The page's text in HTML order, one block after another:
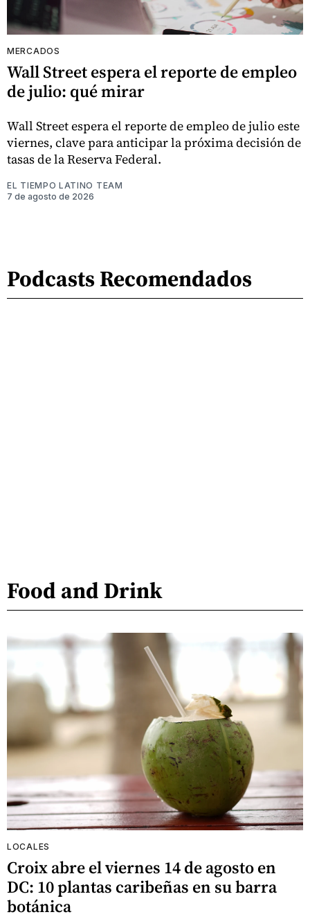
MERCADOS
Wall Street espera el reporte de empleo
de julio: qué mirar
Wall Street espera el reporte de empleo de julio este
viernes, clave para anticipar la próxima decisión de
tasas de la Reserva Federal.
EL TIEMPO LATINO TEAM
7 de agosto de 2026
Podcasts Recomendados
Food and Drink
LOCALES
Croix abre el viernes 14 de agosto en
DC: 10 plantas caribeñas en su barra
botánica